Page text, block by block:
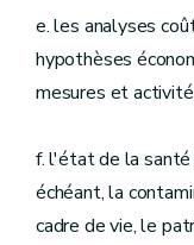
e. les analyses
hypothèses
mesures et
f. l'état de la santé
échéant, la
cadre de vie, le